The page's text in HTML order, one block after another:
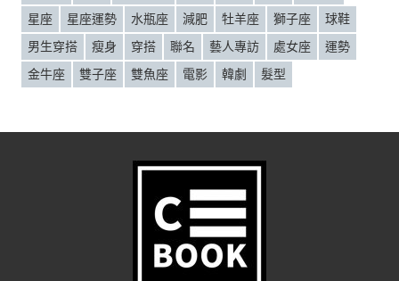
星座
星座運勢 水瓶座 減肥 牡羊座 獅子座
球鞋
男生穿搭
瘦身 穿搭 聯名 藝人專訪 處女座
運勢
金牛座
雙子座 雙魚座 電影 韓劇 髮型